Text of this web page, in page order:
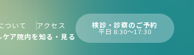
ついて
アクセス
ア院内を知る・見る
検診・診察のご予約
平日 8:30〜17:30